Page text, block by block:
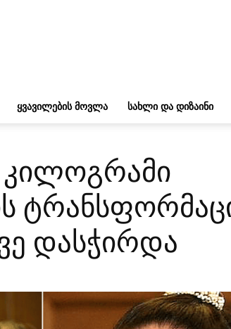
ᲧᲕᲐᲕᲘᲚᲔᲑᲘᲡ ᲛᲝᲕᲚᲐ ᲡᲐᲮᲚᲘ ᲓᲐ ᲓᲘᲖᲐᲘᲜᲘ
კილოგრამი
დასჭირდა